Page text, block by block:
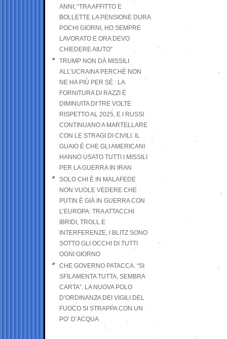
ANNI; “TRA AFFITTO E
BOLLETTE LA PENSIONE DURA
POCHI GIORNI, HO SEMPRE
LAVORATO E ORA DEVO
CHIEDERE AIUTO”
TRUMP NON DÀ MISSILI
ALL’UCRAINA PERCHÉ NON
NE HA PIÙ PER SÉ : LA
FORNITURA DI RAZZI È
DIMINUITA DI TRE VOLTE
RISPETTO AL 2025, E I RUSSI
CONTINUANO A MARTELLARE
CON LE STRAGI DI CIVILI. IL
GUAIO È CHE GLI AMERICANI
HANNO USATO TUTTI I MISSILI
PER LA GUERRA IN IRAN
SOLO CHI È IN MALAFEDE
NON VUOLE VEDERE CHE
PUTIN È GIÀ IN GUERRA CON
L’EUROPA: TRA ATTACCHI
IBRIDI, TROLL E
INTERFERENZE, I BLITZ SONO
SOTTO GLI OCCHI DI TUTTI
OGNI GIORNO
CHE GOVERNO PATACCA. “SI
SFILAMENTA TUTTA, SEMBRA
CARTA”. LA NUOVA POLO
D’ORDINANZA DEI VIGILI DEL
FUOCO SI STRAPPA CON UN
PO’ D’ACQUA